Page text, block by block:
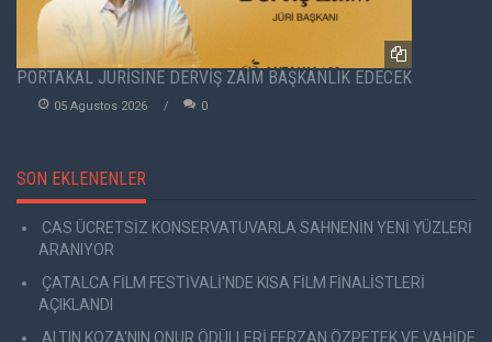
PORTAKAL JÜRİSİNE DERVİŞ ZAİM BAŞKANLIK EDECEK
05 Agustos 2026 0
SON EKLENENLER
CAS ÜCRETSİZ KONSERVATUVARLA SAHNENİN YENİ YÜZLERİ
ARANIYOR
ÇATALCA FİLM FESTİVALİ'NDE KISA FİLM FİNALİSTLERİ
AÇIKLANDI
ALTIN KOZA'NIN ONUR ÖDÜLLERİ FERZAN ÖZPETEK VE VAHİDE